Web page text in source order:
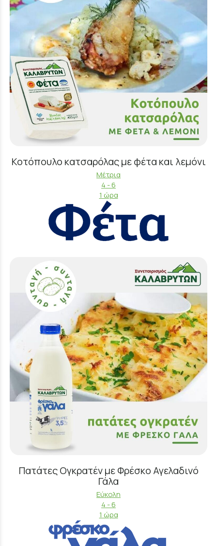
Κοτόπουλο κατσαρόλας με φέτα και λεμόνι
Μέτρια
4 - 6
1 ώρα
Πατάτες Ογκρατέν με Φρέσκο Αγελαδινό
Γάλα
Εύκολη
4 - 6
1 ώρα